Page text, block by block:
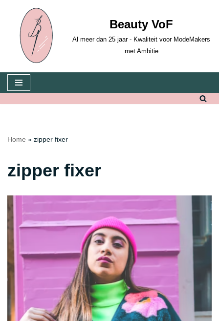
naar
inhoud
Beauty VoF
Al meer dan 25 jaar - Kwaliteit voor ModeMakers
met Ambitie
Home » zipper fixer
zipper fixer